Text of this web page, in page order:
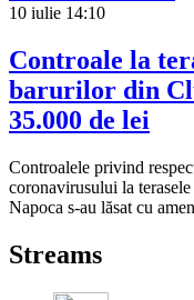
10 iulie 14:10
Controale la
barurilor din
35.000 de lei
Controalele privind
coronavirusului la
Napoca s-au lăsat cu
Streams